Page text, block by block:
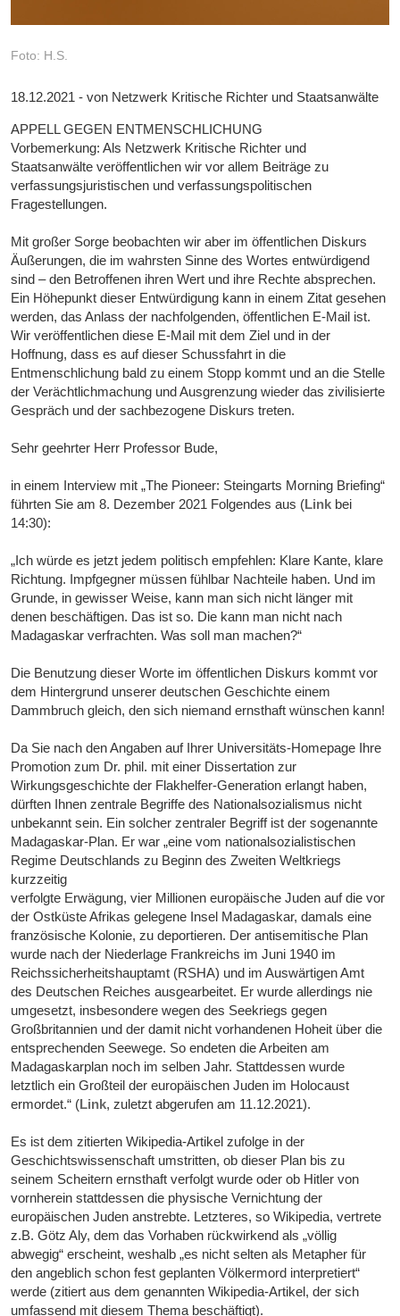
Foto: H.S.
18.12.2021 - von Netzwerk Kritische Richter und Staatsanwälte
APPELL GEGEN ENTMENSCHLICHUNG
Vorbemerkung: Als Netzwerk Kritische Richter und
Staatsanwälte veröffentlichen wir vor allem Beiträge zu
verfassungsjuristischen und verfassungspolitischen
Fragestellungen.
Mit großer Sorge beobachten wir aber im öffentlichen Diskurs
Äußerungen, die im wahrsten Sinne des Wortes entwürdigend
sind – den Betroffenen ihren Wert und ihre Rechte absprechen.
Ein Höhepunkt dieser Entwürdigung kann in einem Zitat gesehen
werden, das Anlass der nachfolgenden, öffentlichen E-Mail ist.
Wir veröffentlichen diese E-Mail mit dem Ziel und in der
Hoffnung, dass es auf dieser Schussfahrt in die
Entmenschlichung bald zu einem Stopp kommt und an die Stelle
der Verächtlichmachung und Ausgrenzung wieder das zivilisierte
Gespräch und der sachbezogene Diskurs treten.
Sehr geehrter Herr Professor Bude,
in einem Interview mit „The Pioneer: Steingarts Morning Briefing“
führten Sie am 8. Dezember 2021 Folgendes aus (Link bei
14:30):
„Ich würde es jetzt jedem politisch empfehlen: Klare Kante, klare
Richtung. Impfgegner müssen fühlbar Nachteile haben. Und im
Grunde, in gewisser Weise, kann man sich nicht länger mit
denen beschäftigen. Das ist so. Die kann man nicht nach
Madagaskar verfrachten. Was soll man machen?“
Die Benutzung dieser Worte im öffentlichen Diskurs kommt vor
dem Hintergrund unserer deutschen Geschichte einem
Dammbruch gleich, den sich niemand ernsthaft wünschen kann!
Da Sie nach den Angaben auf Ihrer Universitäts-Homepage Ihre
Promotion zum Dr. phil. mit einer Dissertation zur
Wirkungsgeschichte der Flakhelfer-Generation erlangt haben,
dürften Ihnen zentrale Begriffe des Nationalsozialismus nicht
unbekannt sein. Ein solcher zentraler Begriff ist der sogenannte
Madagaskar-Plan. Er war „eine vom nationalsozialistischen
Regime Deutschlands zu Beginn des Zweiten Weltkriegs
kurzzeitig
verfolgte Erwägung, vier Millionen europäische Juden auf die vor
der Ostküste Afrikas gelegene Insel Madagaskar, damals eine
französische Kolonie, zu deportieren. Der antisemitische Plan
wurde nach der Niederlage Frankreichs im Juni 1940 im
Reichssicherheitshauptamt (RSHA) und im Auswärtigen Amt
des Deutschen Reiches ausgearbeitet. Er wurde allerdings nie
umgesetzt, insbesondere wegen des Seekriegs gegen
Großbritannien und der damit nicht vorhandenen Hoheit über die
entsprechenden Seewege. So endeten die Arbeiten am
Madagaskarplan noch im selben Jahr. Stattdessen wurde
letztlich ein Großteil der europäischen Juden im Holocaust
ermordet.“ (Link, zuletzt abgerufen am 11.12.2021).
Es ist dem zitierten Wikipedia-Artikel zufolge in der
Geschichtswissenschaft umstritten, ob dieser Plan bis zu
seinem Scheitern ernsthaft verfolgt wurde oder ob Hitler von
vornherein stattdessen die physische Vernichtung der
europäischen Juden anstrebte. Letzteres, so Wikipedia, vertrete
z.B. Götz Aly, dem das Vorhaben rückwirkend als „völlig
abwegig“ erscheint, weshalb „es nicht selten als Metapher für
den angeblich schon fest geplanten Völkermord interpretiert“
werde (zitiert aus dem genannten Wikipedia-Artikel, der sich
umfassend mit diesem Thema beschäftigt).